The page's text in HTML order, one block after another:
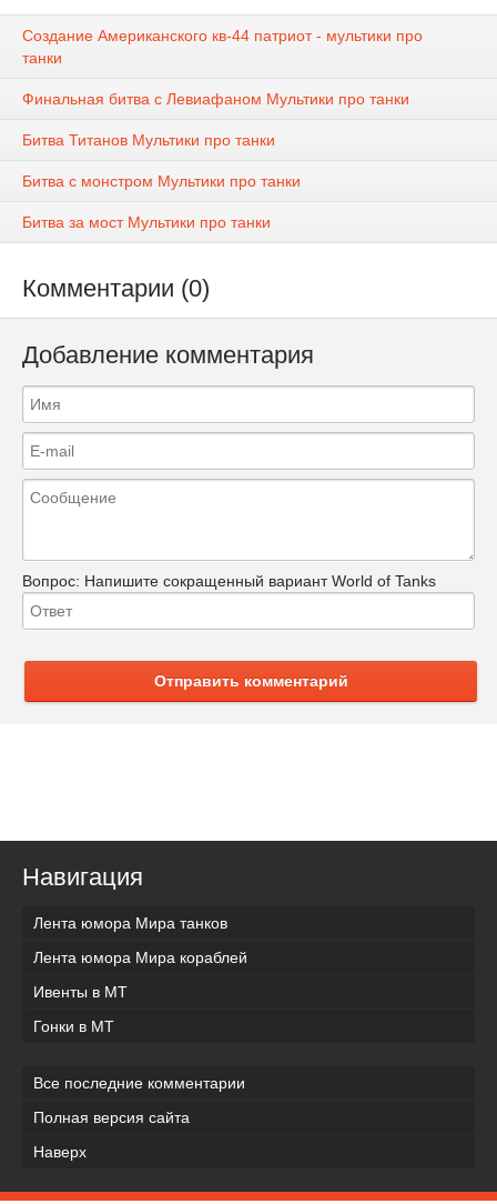
Создание Американского кв-44 патриот - мультики про
танки
Финальная битва с Левиафаном Мультики про танки
Битва Титанов Мультики про танки
Битва с монстром Мультики про танки
Битва за мост Мультики про танки
Комментарии (0)
Добавление комментария
Вопрос: Напишите сокращенный вариант World of Tanks
Отправить комментарий
Навигация
Лента юмора Мира танков
Лента юмора Мира кораблей
Ивенты в МТ
Гонки в МТ
Все последние комментарии
Полная версия сайта
Наверх